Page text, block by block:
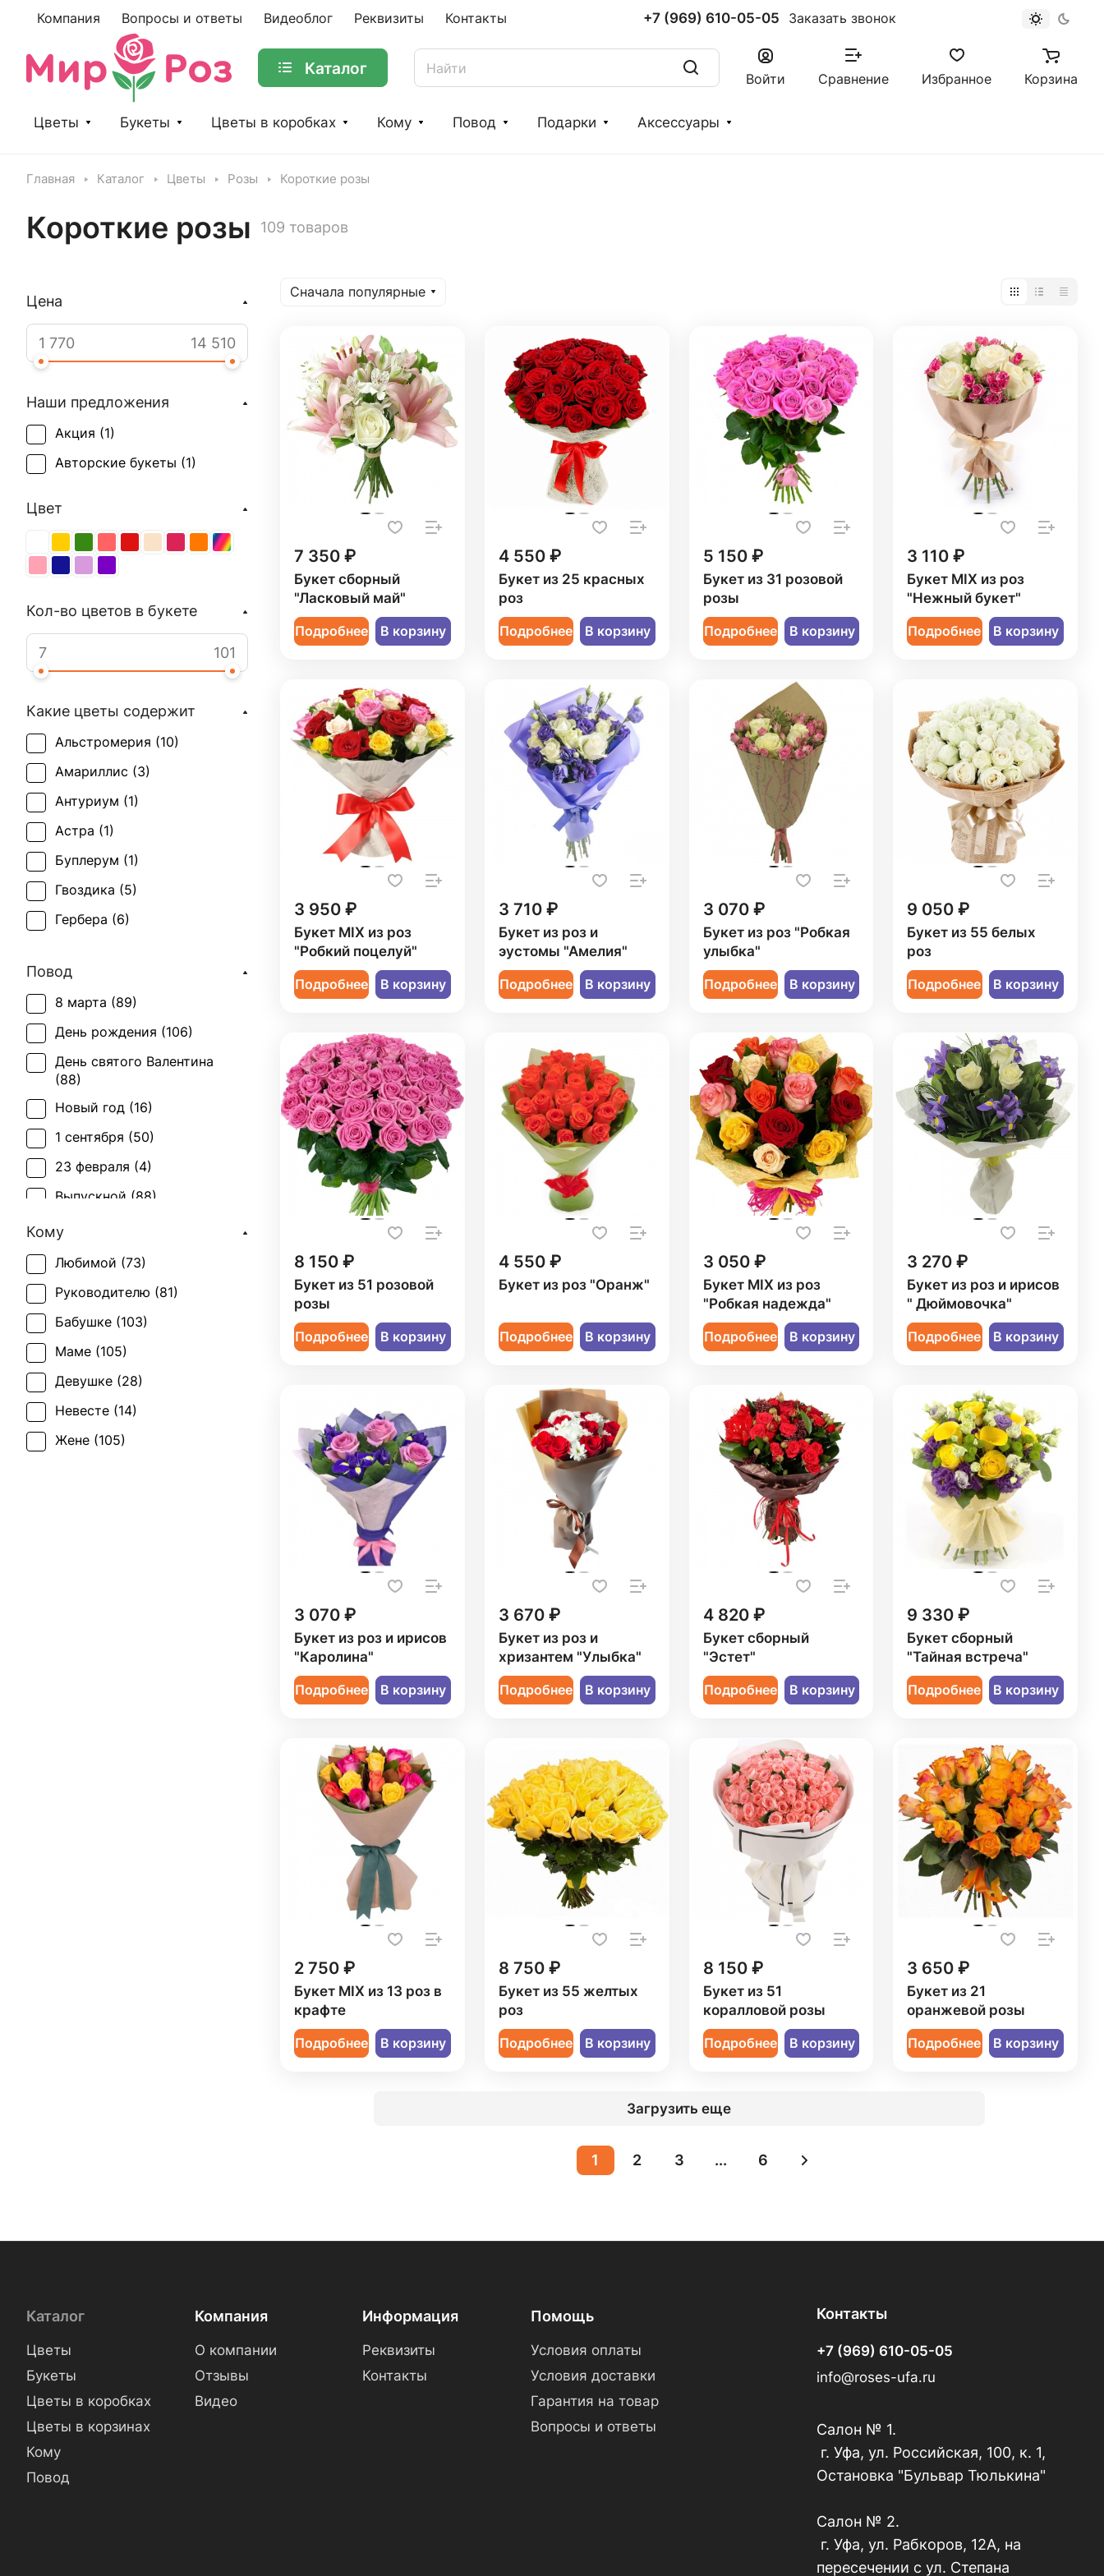
Компания Вопросы и ответы Видеоблог Реквизиты Контакты +7 (969) 610-05-05 Заказать звонок
Каталог
Войти Сравнение Избранное Корзина
Цветы Букеты Цветы в коробках Кому Повод Подарки Аксессуары
Главная Каталог Цветы Розы Короткие розы
Короткие розы 109 товаров
Сначала популярные
7 350 ₽
Букет сборный
"Ласковый май"
Подробнее В корзину
4 550 ₽
Букет из 25 красных
роз
Подробнее В корзину
5 150 ₽
Букет из 31 розовой
розы
Подробнее В корзину
3 110 ₽
Букет MIX из роз
"Нежный букет"
Подробнее В корзину
3 950 ₽
Букет MIX из роз
"Робкий поцелуй"
Подробнее В корзину
3 710 ₽
Букет из роз и
эустомы "Амелия"
Подробнее В корзину
3 070 ₽
Букет из роз "Робкая
улыбка"
Подробнее В корзину
9 050 ₽
Букет из 55 белых
роз
Подробнее В корзину
8 150 ₽
Букет из 51 розовой
розы
Подробнее В корзину
4 550 ₽
Букет из роз "Оранж"
Подробнее В корзину
3 050 ₽
Букет MIX из роз
"Робкая надежда"
Подробнее В корзину
3 270 ₽
Букет из роз и ирисов
" Дюймовочка"
Подробнее В корзину
3 070 ₽
Букет из роз и ирисов
"Каролина"
Подробнее В корзину
3 670 ₽
Букет из роз и
хризантем "Улыбка"
Подробнее В корзину
4 820 ₽
Букет сборный
"Эстет"
Подробнее В корзину
9 330 ₽
Букет сборный
"Тайная встреча"
Подробнее В корзину
2 750 ₽
Букет MIX из 13 роз в
крафте
Подробнее В корзину
8 750 ₽
Букет из 55 желтых
роз
Подробнее В корзину
8 150 ₽
Букет из 51
коралловой розы
Подробнее В корзину
3 650 ₽
Букет из 21
оранжевой розы
Подробнее В корзину
Загрузить еще
1 2 3 ... 6
Цена
Наши предложения
Акция (1)
Авторские букеты (1)
Цвет
Кол-во цветов в букете
Какие цветы содержит
Альстромерия (10)
Амариллис (3)
Антуриум (1)
Астра (1)
Буплерум (1)
Гвоздика (5)
Гербера (6)
Гипсофила (
Гортензия (4
Ирис (4)
Калла (4)
1
Орнитогалум (
1
Подсолнух (
Роза кустовая (
)
Скиммия (
Статица (
1
Тюльпан ( 3
Хризантема (
Эустома ( 9
Повод
8 марта (89)
День рождения (106)
День святого Валентина
(88)
Новый год (16)
1 сентября (50)
23 февраля (4)
Выпускной (88)
День матери (
День учителя (
Пасха (
Первое свидание (
Последний звонок (
Рождение ребенка (
Рождество (
Свадьба (2
Кому
Любимой (73)
Руководителю (81)
Бабушке (103)
Маме (105)
Девушке (28)
Невесте (14)
Жене (105)
Каталог
Цветы
Букеты
Цветы в коробках
Цветы в корзинах
Кому
Повод
Компания
О компании
Отзывы
Видео
Информация
Реквизиты
Контакты
Помощь
Условия оплаты
Условия доставки
Гарантия на товар
Вопросы и ответы
Контакты
+7 (969) 610-05-05
info@roses-ufa.ru
Салон № 1.
г. Уфа, ул. Российская, 100, к. 1,
Остановка "Бульвар Тюлькина"
Салон № 2.
г. Уфа, ул. Рабкоров, 12А, на
пересечении с ул. Степана